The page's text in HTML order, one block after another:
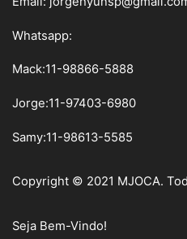
Whatsapp:
Mack:11-98866-5888
Jorge:11-97403-6980
Samy:11-98613-5585
Copyright © 2021 MJOCA.
Seja Bem-Vindo!